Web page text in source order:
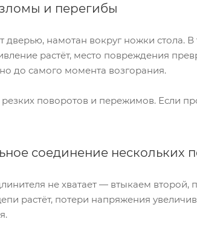
и перегибы
дверью, намотан вокруг ножки стола.
растёт, место повреждения
до самого момента возгорания.
поворотов и пережимов. Если
соединение нескольких
не хватает — втыкаем
растёт, потери напряжения